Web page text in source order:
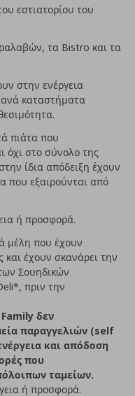
εστιατορίου του
τα Bistro και τα
στην ενέργεια
καταστήματα
πιάτα που
όχι στο σύνολο της
ίδια απόδειξη έχουν
που εξαιρούνται από
ή προσφορά.
μέλη που έχουν
έχουν σκανάρει την
Σουηδικών
πριν την
Family δεν
παραγγελιών (self
και απόδοση
που
ταμείων.
ή προσφορά.